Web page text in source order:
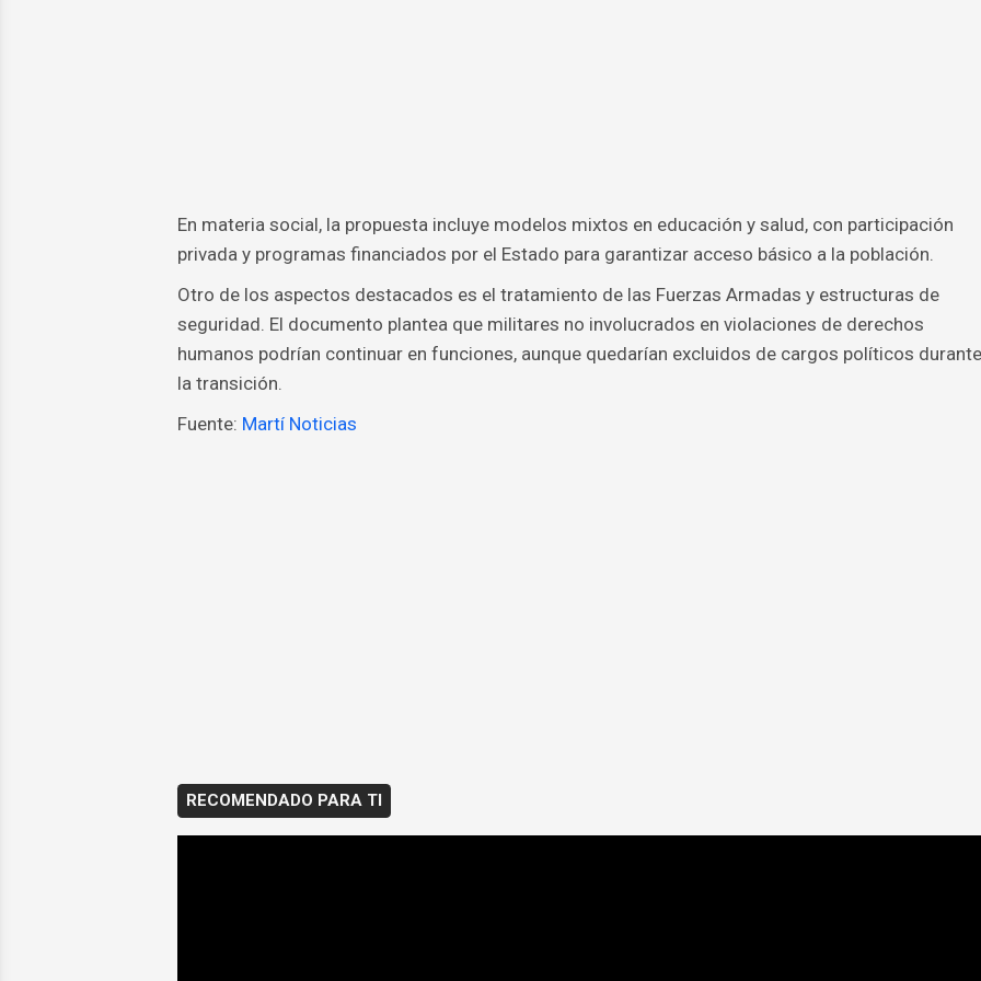
En materia social, la propuesta incluye modelos mixtos en educación y salud, con participación
privada y programas financiados por el Estado para garantizar acceso básico a la población.
Otro de los aspectos destacados es el tratamiento de las Fuerzas Armadas y estructuras de
seguridad. El documento plantea que militares no involucrados en violaciones de derechos
humanos podrían continuar en funciones, aunque quedarían excluidos de cargos políticos durante
la transición.
Fuente: Martí Noticias
RECOMENDADO PARA TI